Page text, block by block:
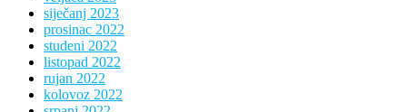
siječanj 2023
prosinac 2022
studeni 2022
listopad 2022
rujan 2022
kolovoz 2022